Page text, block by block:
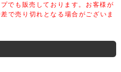
でも販売しております。お客様が
で売り切れとなる場合がございま